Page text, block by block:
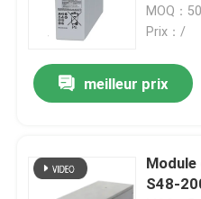
MOQ：
Prix：/
meilleur prix
S48-